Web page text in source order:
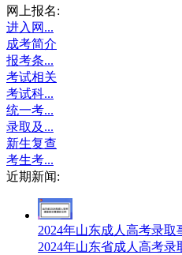
网上报名:
进入网...
成考简介
报考条...
考试相关
考试科...
统一考...
录取及...
新生复查
考生考...
近期新闻:
2024年山东成人高考录取
2024年山东省成人高考